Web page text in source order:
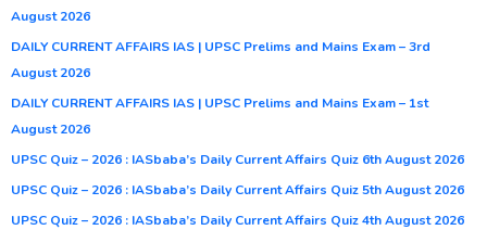
August 2026
DAILY CURRENT AFFAIRS IAS | UPSC Prelims and Mains Exam – 3rd
August 2026
DAILY CURRENT AFFAIRS IAS | UPSC Prelims and Mains Exam – 1st
August 2026
UPSC Quiz – 2026 : IASbaba’s Daily Current Affairs Quiz 6th August 2026
UPSC Quiz – 2026 : IASbaba’s Daily Current Affairs Quiz 5th August 2026
UPSC Quiz – 2026 : IASbaba’s Daily Current Affairs Quiz 4th August 2026